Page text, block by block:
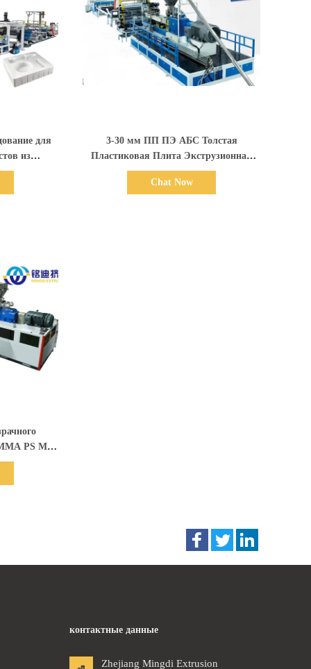
для
из
3-30 мм ПП ПЭ АБС Толстая
Пластиковая Плита Экструзионная
Машина Сверхмощная
Автоматическая CE ISO Одобрено
Chat Now
PS MS,
мм
контактные данные
Zhejiang Mingdi Extrusion